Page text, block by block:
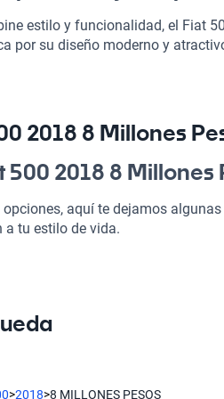
estilo y funcionalidad, el Fiat
por su diseño moderno y
diarias, ya sea para ir a la
cada viaje.
500 2018 8 Millones
con Tecnología moderna, lo que
ofrecen las características
2018 8 Millones
500 2018 8 Millones
aquí te dejamos
a tu estilo de vida.
>2018>8 MILLONES PESOS